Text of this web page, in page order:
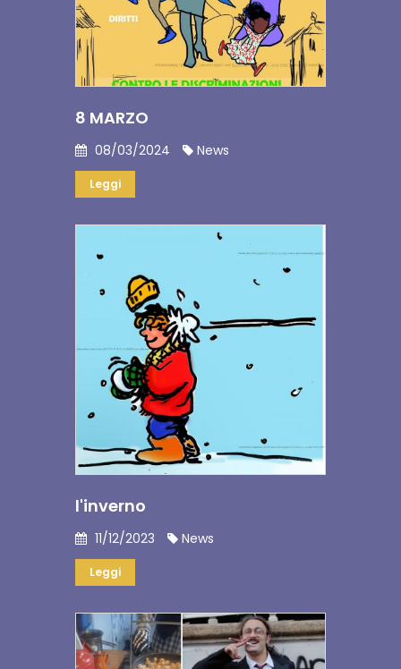
8 MARZO
08/03/2024 News
Leggi
l'inverno
11/12/2023 News
Leggi